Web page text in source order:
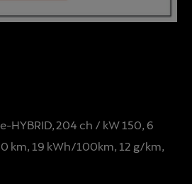
HYBRID, 204 ch / kW 150, 6
km, 19 kWh/100km, 12 g/km,